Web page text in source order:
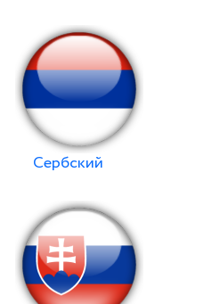
Сербский